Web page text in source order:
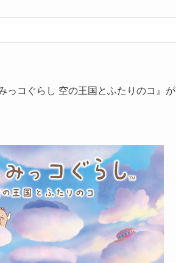
っコぐらし 空の王国とふたりのコ』